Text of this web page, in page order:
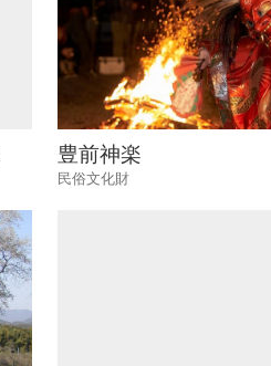
豊前神楽
民俗文化財